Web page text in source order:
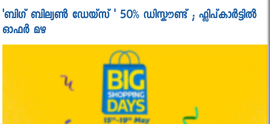
'ബിഗ് ബില്യൺ ഡേയ്സ് ' 50% ഡിസ്കൗണ്ട് ; ഫ്ലിപ്കാർട്ടിൽ
ഓഫർ മഴ